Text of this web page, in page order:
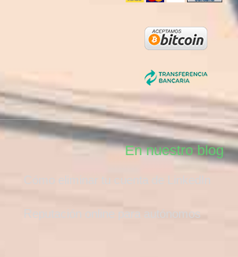
En nuestro blog
Reputación online para autónomos